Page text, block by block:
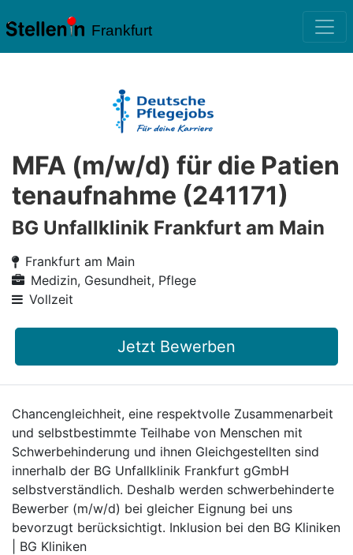
Frankfurt
MFA (m/w/d) für die Patien
tenaufnahme (241171)
BG Unfallklinik Frankfurt am Main
Frankfurt am Main
Medizin, Gesundheit, Pflege
Vollzeit
Jetzt Bewerben
Chancengleichheit, eine respektvolle Zusammenarbeit
und selbstbestimmte Teilhabe von Menschen mit
Schwerbehinderung und ihnen Gleichgestellten sind
innerhalb der BG Unfallklinik Frankfurt gGmbH
selbstverständlich. Deshalb werden schwerbehinderte
Bewerber (m/w/d) bei gleicher Eignung bei uns
bevorzugt berücksichtigt. Inklusion bei den BG Kliniken
| BG Kliniken